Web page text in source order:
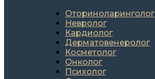
Оториноларинголог
Невролог
Кардиолог
Дерматовенеролог
Косметолог
Онколог
Психолог